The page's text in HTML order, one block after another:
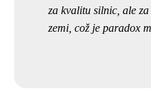
za kvalitu silnic, ale
zemi, což je paradox